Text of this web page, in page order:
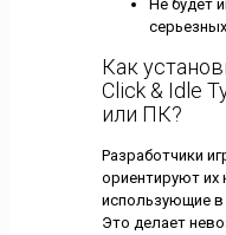
Не будет
серьезных
Как
Click & Idle
или ПК?
Разработчики
ориентируют их
использующие в
Это делает